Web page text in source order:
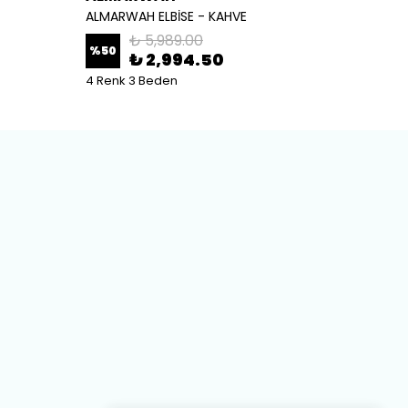
ALMARWAH ELBİSE - KAHVE
%50 ₺ 5,989.00
₺ 2,994.50
4 Renk 3 Beden